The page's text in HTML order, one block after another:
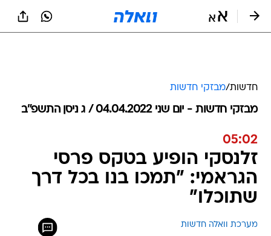
חדשות/מבזקי חדשות
מבזקי חדשות - יום שני 04.04.2022 / ג ניסן התשפ"ב
05:02
זלנסקי הופיע בטקס פרסי
הגראמי: "תמכו בנו בכל דרך
שתוכלו"
מערכת וואלה חדשות